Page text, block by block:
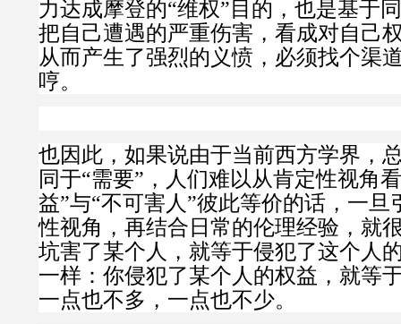
力达成摩登的“维权”目的，也是基于
把自己遭遇的严重伤害，看成对自己
从而产生了强烈的义愤，必须找个渠
哼。
也因此，如果说由于当前西方学界，
同于“需要”，人们难以从肯定性视角
益”与“不可害人”彼此等价的话，一旦
性视角，再结合日常的伦理经验，就
坑害了某个人，就等于侵犯了这个人
一样：你侵犯了某个人的权益，就等
一点也不多，一点也不少。